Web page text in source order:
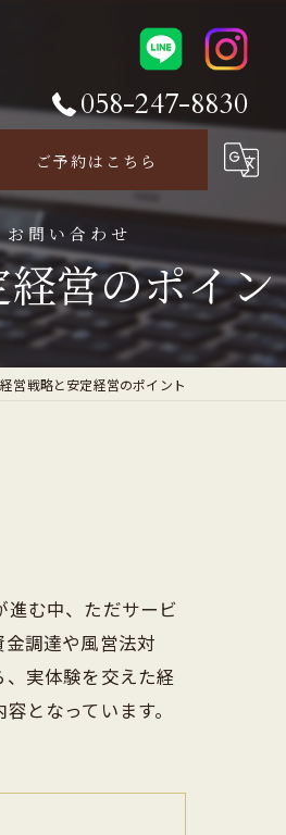
058-247-8830
ご予約はこちら
お問い合わせ
営のポイン
営戦略と安定経営のポイント
む中、ただサービ
調達や風営法対
実体験を交えた経
となっています。